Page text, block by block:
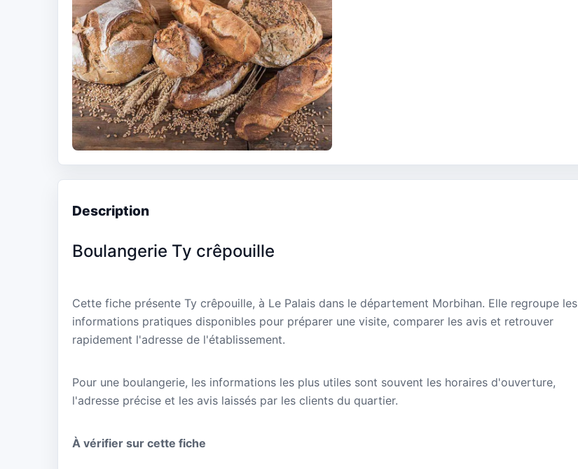
Description
Boulangerie Ty crêpouille
Cette fiche présente Ty crêpouille, à Le Palais dans le département Morbihan. Elle regroupe les
informations pratiques disponibles pour préparer une visite, comparer les avis et retrouver
rapidement l'adresse de l'établissement.
Pour une boulangerie, les informations les plus utiles sont souvent les horaires d'ouverture,
l'adresse précise et les avis laissés par les clients du quartier.
À vérifier sur cette fiche